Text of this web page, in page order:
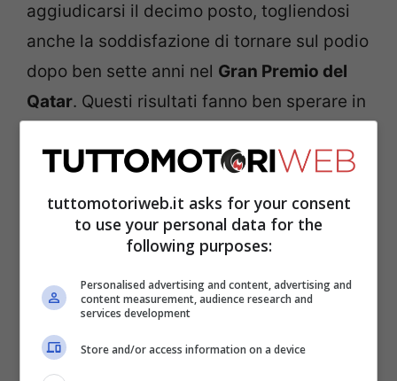
aggiudicarsi il decimo posto, togliendosi
anche la soddisfazione di tornare sul podio
dopo ben sette anni nel Gran Premio del
Qatar. Questi risultati fanno ben sperare in
naturalmente che la Casa francese di cui
difende i colori riesca a realizzare una
vettura ancor più competitiva di quella di
quest’anno e in linea con le aspettative del
due volte iridato.
tuttomotoriweb.it asks for your consent
to use your personal data for the
following purposes:
Personalised advertising and content, advertising and
content measurement, audience research and
services development
Store and/or access information on a device